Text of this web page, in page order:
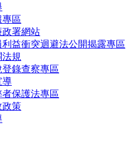
專區
政署網站
益衝突迴避法公開揭露專區
規
錄查察專區
導
保護法專區
政策